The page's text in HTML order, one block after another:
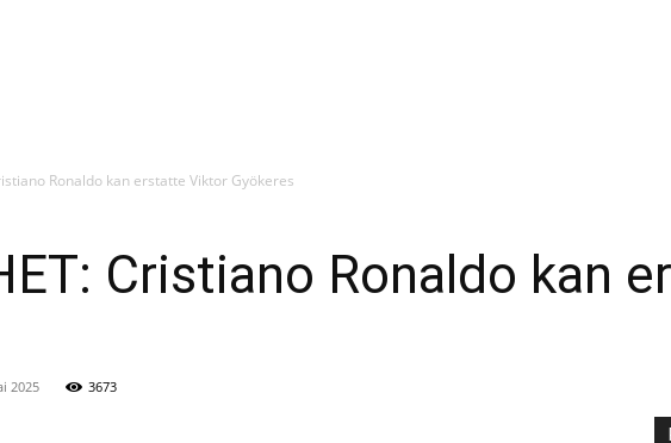
Ronaldo kan erstatte Viktor Gyökeres
Cristiano Ronaldo kan
2025 3673